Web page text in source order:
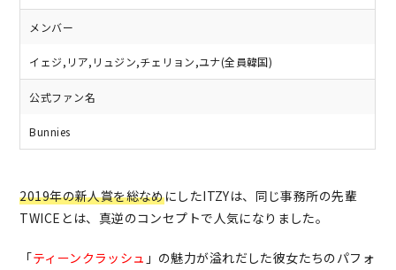
メンバー
イェジ,リア,リュジン,チェリョン,ユナ(全員韓国)
公式ファン名
Bunnies
2019年の新人賞を総なめにしたITZYは、同じ事務所の先輩
TWICEとは、真逆のコンセプトで人気になりました。
「ティーンクラッシュ 」の魅力が溢れだした彼女たちのパフォ